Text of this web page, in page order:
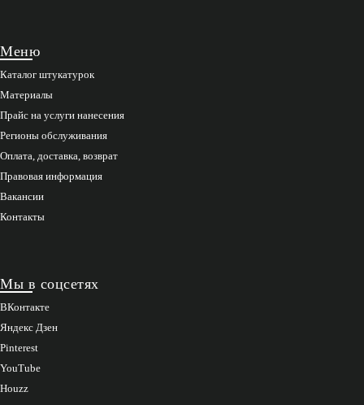
Меню
Каталог штукатурок
Материалы
Прайс на услуги нанесения
Регионы обслуживания
Оплата, доставка, возврат
Правовая информация
Вакансии
Контакты
Мы в соцсетях
ВКонтакте
Яндекс Дзен
Pinterest
YouTube
Houzz